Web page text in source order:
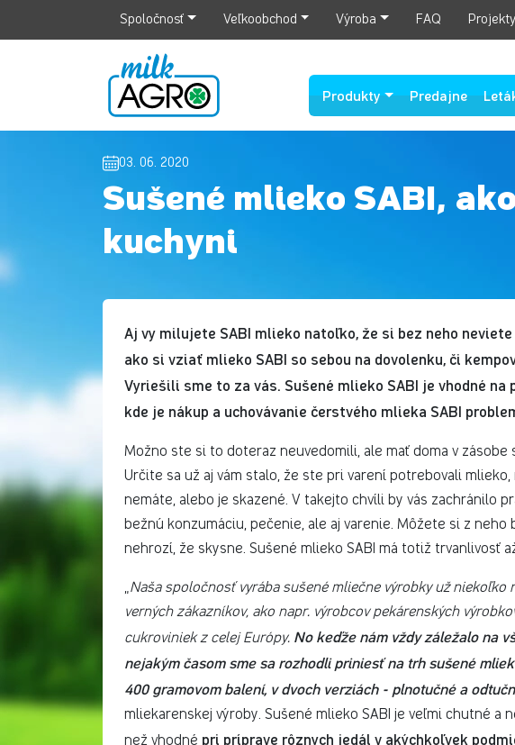
Spoločnosť Veľkoobchod Výroba FAQ Projekty
Produkty Predajne
03. 06. 2020
Sušené mlieko SABI,
kuchyni
Aj vy milujete SABI mlieko natoľko, že si bez neho
ako si vziať mlieko SABI so sebou na dovolenku, či
Vyriešili sme to za vás. Sušené mlieko SABI je vhodné na
kde je nákup a uchovávanie čerstvého mlieka SABI
Možno ste si to doteraz neuvedomili, ale mať doma v zásobe
Určite sa už aj vám stalo, že ste pri varení potrebovali
nemáte, alebo je skazené. V takejto chvíli by vás zachránilo
bežnú konzumáciu, pečenie, ale aj varenie. Môžete si z
nehrozí, že skysne. Sušené mlieko SABI má totiž trvanlivosť
Naša spoločnosť vyrába sušené mliečne výrobky už niekoľko
verných zákazníkov, ako napr. výrobcov pekárenských
cukroviniek z celej Európy. No keďže nám vždy záležalo na
nejakým časom sme sa rozhodli priniesť na trh sušené
400 gramovom balení, v dvoch verziách - plnotučné a
mliekarenskej výroby. Sušené mlieko SABI je veľmi chutné a
než vhodné pri príprave rôznych jedál v akýchkoľvek